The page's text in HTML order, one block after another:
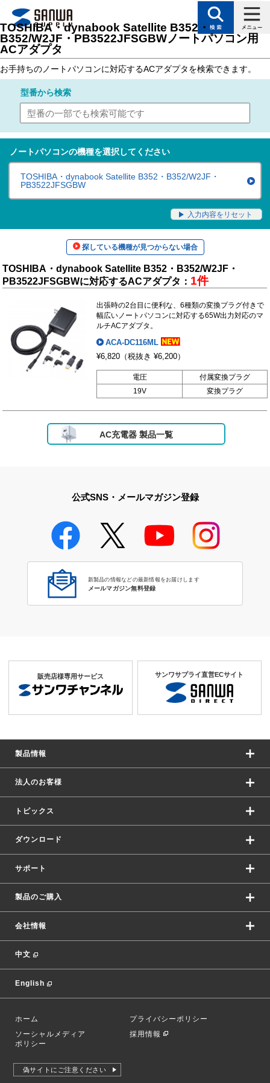
トップページ>サポート > ノートパソコン用
TOSHIBA・dynabook Satellite B352・
B352/W2JF・PB3522JFSGBWノートパソコン用
ACアダプタ
お手持ちのノートパソコンに対応するACアダプタを検索できます。
型番から検索
ノートパソコンの機種を選択してください
TOSHIBA・dynabook Satellite B352・B352/W2JF・
PB3522JFSGBW
入力内容をリセット
探している機種が見つからない場合
TOSHIBA・dynabook Satellite B352・B352/W2JF・
PB3522JFSGBWに対応するACアダプタ： 1件
出張時の2台目に便利な、6種類の変換プラグ付きで
幅広いノートパソコンに対応する65W出力対応のマ
ルチACアダプタ。
ACA-DC116ML
¥6,820 （税抜き ¥6,200）
電圧
付属変換プラグ
19V
変換プラグ
AC充電器 製品一覧
公式SNS・メールマガジン登録
新製品の情報などの最新情報をお届けします
メールマガジン無料登録
販売店様専用サービス サンワサプライ直営ECサイト
製品情報
法人のお客様
トピックス
ダウンロード
サポート
製品のご購入
会社情報
中文
English
ホーム プライバシーポリシー
ソーシャルメディア
ポリシー
採用情報
偽サイトにご注意ください